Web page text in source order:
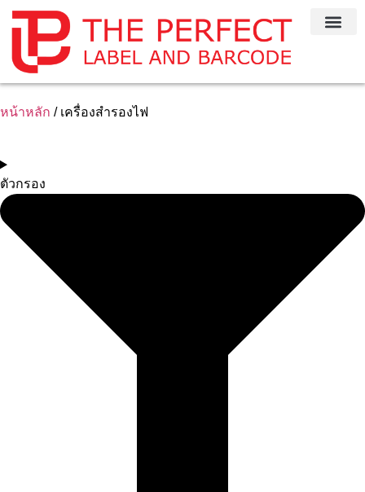
หน้าหลัก / เครื่องสำรองไฟ
ตัวกรอง